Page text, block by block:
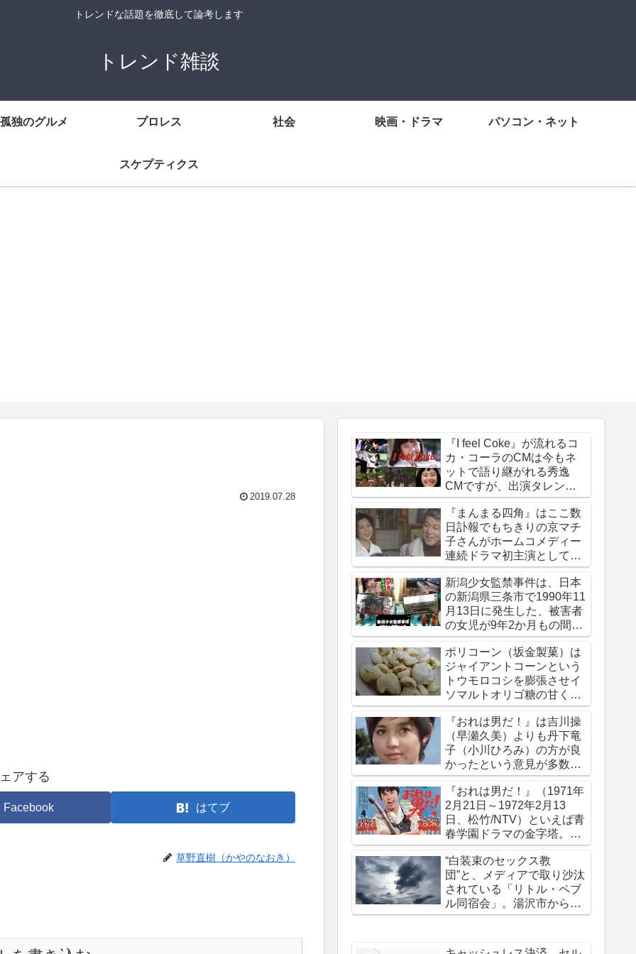
トレンドな話題を徹底して論考します
トレンド雑談
孤独のグルメ プロレス 社会 映画・ドラマ パソコン・ネット
スケプティクス
2019.07.28
アする
Facebook はてブ
草野直樹（かやのなおき）
『I feel Coke』が流れるコ
カ・コーラのCMは今もネ
ットで語り継がれる秀逸
CMですが、出演タレント
は今どうしているのでしょ
う『まんまる四角』はここ数
日訃報でもちきりの京マチ
子さんがホームコメディー
連続ドラマ初主演として話
題になった作品
新潟少女監禁事件は、日本
の新潟県三条市で1990年11
月13日に発生した、被害者
の女児が9年2か月もの間誘
拐・監禁された事件です
ポリコーン（坂金製菓）は
ジャイアントコーンという
トウモロコシを膨張させイ
ソマルトオリゴ糖の甘く軽
い味がついたお菓子
『おれは男だ！』は吉川操
（早瀬久美）よりも丹下竜
子（小川ひろみ）の方が良
かったという意見が多数で
ある理由を考える
『おれは男だ！』（1971年
2月21日～1972年2月13
日、松竹/NTV）といえば青
春学園ドラマの金字塔。50
年前の今日放送開始された
“白装束のセックス教
団”と、メディアで取り沙汰
されている「リトル・ペブ
ル同宿会」。湯沢市から上
京していたことを報じる